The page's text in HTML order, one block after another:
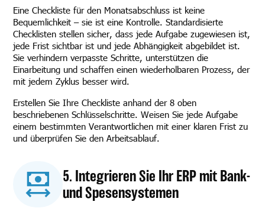
Eine Checkliste für den Monatsabschluss ist keine
Bequemlichkeit – sie ist eine Kontrolle. Standardisierte
Checklisten stellen sicher, dass jede Aufgabe zugewiesen ist,
jede Frist sichtbar ist und jede Abhängigkeit abgebildet ist.
Sie verhindern verpasste Schritte, unterstützen die
Einarbeitung und schaffen einen wiederholbaren Prozess, der
mit jedem Zyklus besser wird.
Erstellen Sie Ihre Checkliste anhand der 8 oben
beschriebenen Schlüsselschritte. Weisen Sie jede Aufgabe
einem bestimmten Verantwortlichen mit einer klaren Frist zu
und überprüfen Sie den Arbeitsablauf.
5. Integrieren Sie Ihr ERP mit Bank-
und Spesensystemen